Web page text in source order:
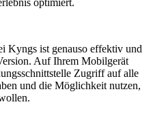
optimiert.
Kyngs ist genauso effektiv und
Auf Ihrem Mobilgerät
Zugriff auf alle
und die Möglichkeit nutzen,